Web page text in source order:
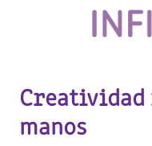
manos